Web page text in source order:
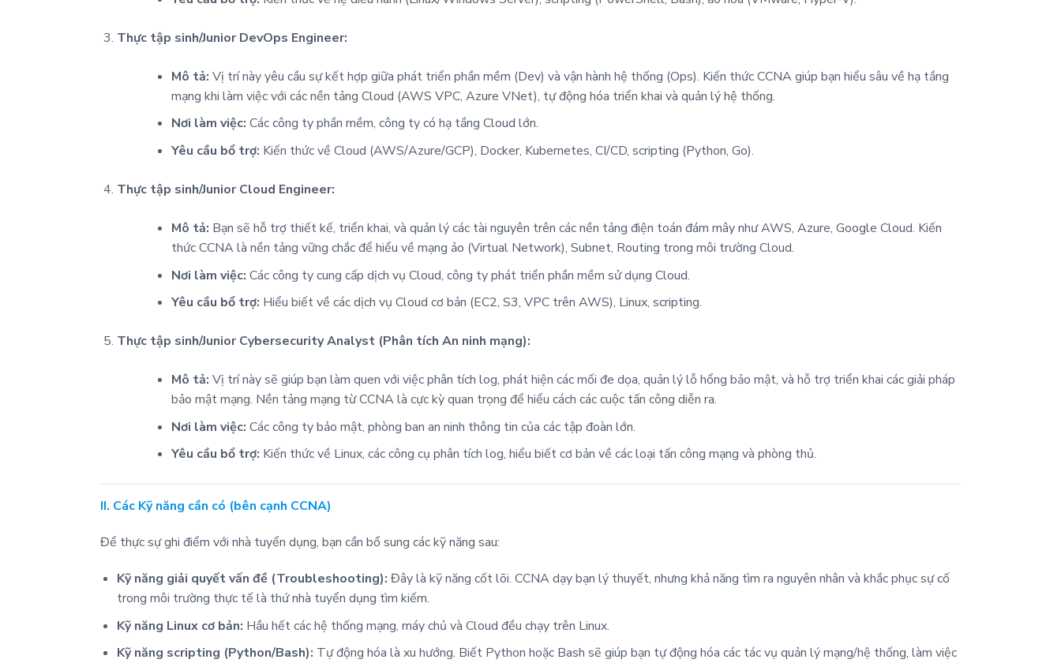
Thực tập sinh/Junior DevOps Engineer:
Mô tả: Vị trí này yêu cầu sự kết hợp giữa phát triển phần mềm (Dev) và vận hành hệ thống (Ops). Kiến thức CCNA giúp bạn hiểu sâu về hạ tầng
mạng khi làm việc với các nền tảng Cloud (AWS VPC, Azure VNet), tự động hóa triển khai và quản lý hệ thống.
Nơi làm việc: Các công ty phần mềm, công ty có hạ tầng Cloud lớn.
Yêu cầu bổ trợ: Kiến thức về Cloud (AWS/Azure/GCP), Docker, Kubernetes, CI/CD, scripting (Python, Go).
Thực tập sinh/Junior Cloud Engineer:
Mô tả: Bạn sẽ hỗ trợ thiết kế, triển khai, và quản lý các tài nguyên trên các nền tảng điện toán đám mây như AWS, Azure, Google Cloud. Kiến
thức CCNA là nền tảng vững chắc để hiểu về mạng ảo (Virtual Network), Subnet, Routing trong môi trường Cloud.
Nơi làm việc: Các công ty cung cấp dịch vụ Cloud, công ty phát triển phần mềm sử dụng Cloud.
Yêu cầu bổ trợ: Hiểu biết về các dịch vụ Cloud cơ bản (EC2, S3, VPC trên AWS), Linux, scripting.
Thực tập sinh/Junior Cybersecurity Analyst (Phân tích An ninh mạng):
Mô tả: Vị trí này sẽ giúp bạn làm quen với việc phân tích log, phát hiện các mối đe dọa, quản lý lỗ hổng bảo mật, và hỗ trợ triển khai các giải pháp
bảo mật mạng. Nền tảng mạng từ CCNA là cực kỳ quan trọng để hiểu cách các cuộc tấn công diễn ra.
Nơi làm việc: Các công ty bảo mật, phòng ban an ninh thông tin của các tập đoàn lớn.
Yêu cầu bổ trợ: Kiến thức về Linux, các công cụ phân tích log, hiểu biết cơ bản về các loại tấn công mạng và phòng thủ.
II. Các Kỹ năng cần có (bên cạnh CCNA)
Để thực sự ghi điểm với nhà tuyển dụng, bạn cần bổ sung các kỹ năng sau:
Kỹ năng giải quyết vấn đề (Troubleshooting): Đây là kỹ năng cốt lõi. CCNA dạy bạn lý thuyết, nhưng khả năng tìm ra nguyên nhân và khắc phục sự cố
trong môi trường thực tế là thứ nhà tuyển dụng tìm kiếm.
Kỹ năng Linux cơ bản: Hầu hết các hệ thống mạng, máy chủ và Cloud đều chạy trên Linux.
Kỹ năng scripting (Python/Bash): Tự động hóa là xu hướng. Biết Python hoặc Bash sẽ giúp bạn tự động hóa các tác vụ quản lý mạng/hệ thống, làm việc